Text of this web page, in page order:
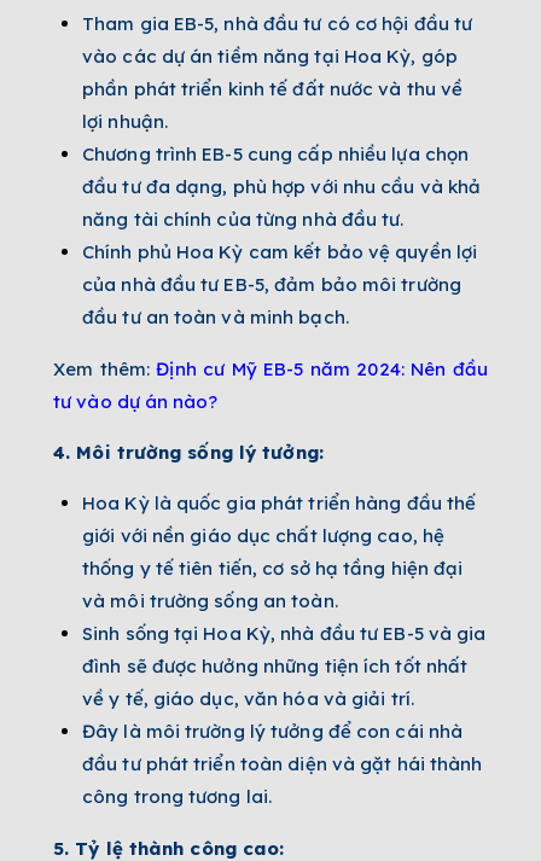
Tham gia EB-5, nhà đầu tư có cơ hội đầu tư
vào các dự án tiềm năng tại Hoa Kỳ, góp
phần phát triển kinh tế đất nước và thu về
lợi nhuận.
Chương trình EB-5 cung cấp nhiều lựa chọn
đầu tư đa dạng, phù hợp với nhu cầu và khả
năng tài chính của từng nhà đầu tư.
Chính phủ Hoa Kỳ cam kết bảo vệ quyền lợi
của nhà đầu tư EB-5, đảm bảo môi trường
đầu tư an toàn và minh bạch.
Xem thêm: Định cư Mỹ EB-5 năm 2024: Nên đầu
tư vào dự án nào?
4. Môi trường sống lý tưởng:
Hoa Kỳ là quốc gia phát triển hàng đầu thế
giới với nền giáo dục chất lượng cao, hệ
thống y tế tiên tiến, cơ sở hạ tầng hiện đại
và môi trường sống an toàn.
Sinh sống tại Hoa Kỳ, nhà đầu tư EB-5 và gia
đình sẽ được hưởng những tiện ích tốt nhất
về y tế, giáo dục, văn hóa và giải trí.
Đây là môi trường lý tưởng để con cái nhà
đầu tư phát triển toàn diện và gặt hái thành
công trong tương lai.
5. Tỷ lệ thành công cao: